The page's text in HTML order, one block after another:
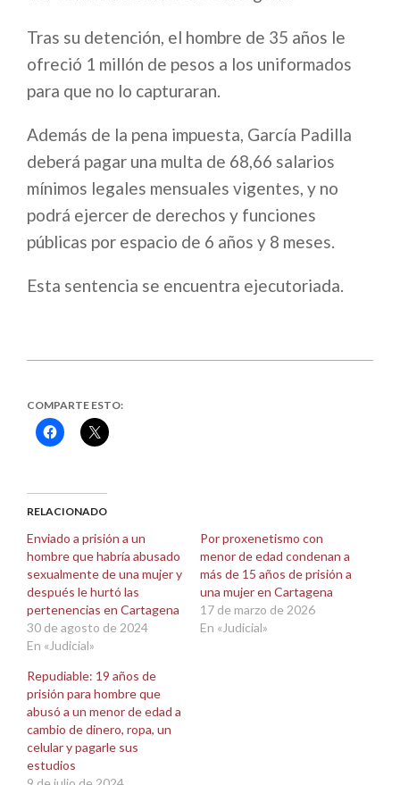
Tras su detención, el hombre de 35 años le
ofreció 1 millón de pesos a los uniformados
para que no lo capturaran.
Además de la pena impuesta, García Padilla
deberá pagar una multa de 68,66 salarios
mínimos legales mensuales vigentes, y no
podrá ejercer de derechos y funciones
públicas por espacio de 6 años y 8 meses.
Esta sentencia se encuentra ejecutoriada.
COMPARTE ESTO:
Haz
clic
(Se
abre
una
ventana
nueva)
Haz
clic
(Se
abre
una
ventana
nueva)
RELACIONADO
Enviado a prisión a un
hombre que habría abusado
sexualmente de una mujer y
después le hurtó las
pertenencias en Cartagena
30 de agosto de 2024
En «Judicial»
Por proxenetismo con
menor de edad condenan a
más de 15 años de prisión a
una mujer en Cartagena
17 de marzo de 2026
En «Judicial»
Repudiable: 19 años de
prisión para hombre que
abusó a un menor de edad a
cambio de dinero, ropa, un
celular y pagarle sus
estudios